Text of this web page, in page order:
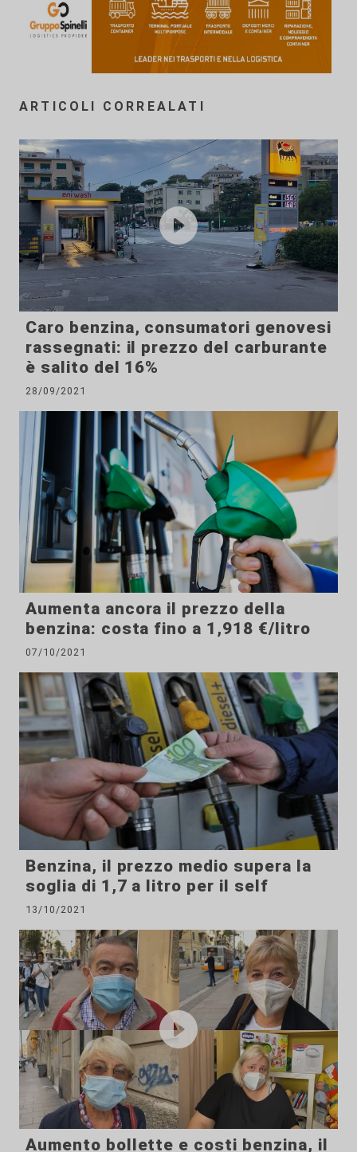
ARTICOLI CORREALATI
Caro benzina, consumatori genovesi
rassegnati: il prezzo del carburante
è salito del 16%
28/09/2021
Aumenta ancora il prezzo della
benzina: costa fino a 1,918 €/litro
07/10/2021
Benzina, il prezzo medio supera la
soglia di 1,7 a litro per il self
13/10/2021
Aumento bollette e costi benzina, il